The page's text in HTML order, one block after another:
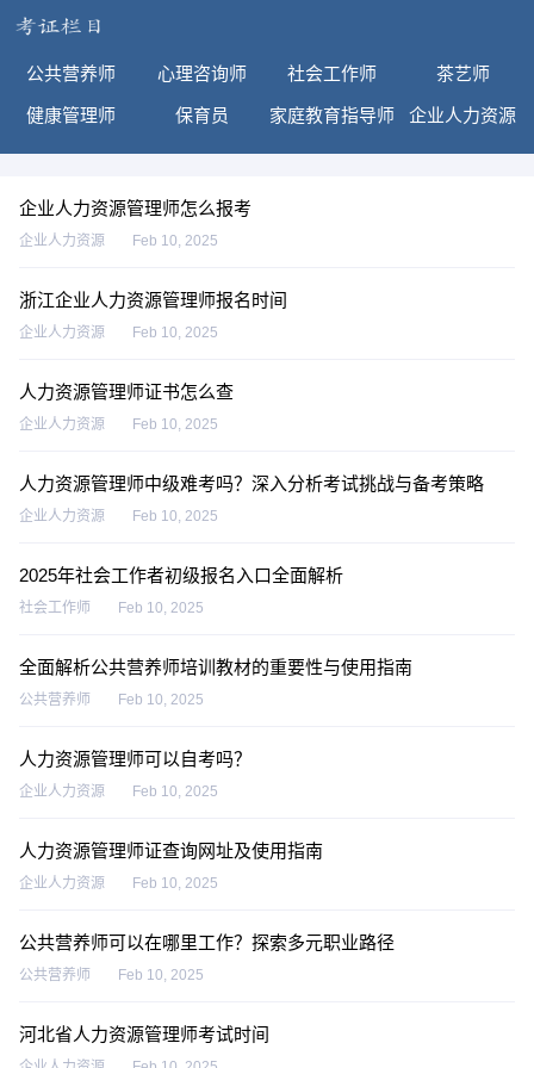
公共营养师 心理咨询师 社会工作师 茶艺师
健康管理师 保育员 家庭教育指导师 企业人力资源
企业人力资源管理师怎么报考
企业人力资源 Feb 10, 2025
浙江企业人力资源管理师报名时间
企业人力资源 Feb 10, 2025
人力资源管理师证书怎么查
企业人力资源 Feb 10, 2025
人力资源管理师中级难考吗？深入分析考试挑战与备考策略
企业人力资源 Feb 10, 2025
2025年社会工作者初级报名入口全面解析
社会工作师 Feb 10, 2025
全面解析公共营养师培训教材的重要性与使用指南
公共营养师 Feb 10, 2025
人力资源管理师可以自考吗？
企业人力资源 Feb 10, 2025
人力资源管理师证查询网址及使用指南
企业人力资源 Feb 10, 2025
公共营养师可以在哪里工作？探索多元职业路径
公共营养师 Feb 10, 2025
河北省人力资源管理师考试时间